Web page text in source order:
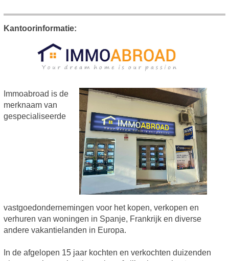
Kantoorinformatie:
Immoabroad is de
merknaam van
gespecialiseerde
vastgoedondernemingen voor het kopen, verkopen en
verhuren van woningen in Spanje, Frankrijk en diverse
andere vakantielanden in Europa.
In de afgelopen 15 jaar kochten en verkochten duizenden